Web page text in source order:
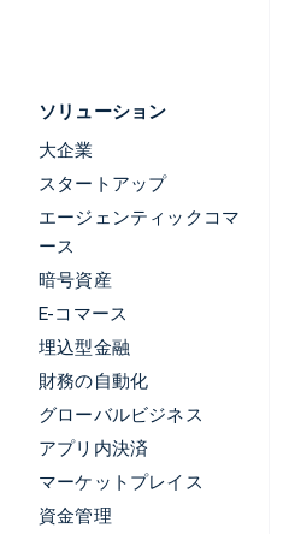
ソリューション
大企業
スタートアップ
エージェンティックコマ
ース
暗号資産
E-コマース
埋込型金融
財務の自動化
グローバルビジネス
アプリ内決済
マーケットプレイス
資金管理